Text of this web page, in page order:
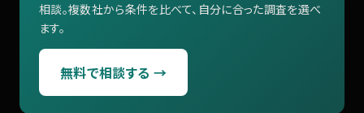
相談。複数社から条件を比べて、自分に合った調査を選べ
ます。
無料で相談する →